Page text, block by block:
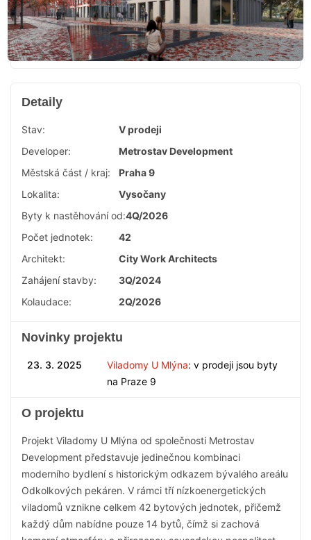
Detaily
Stav:
V prodeji
Developer:
Metrostav Development
Městská část / kraj:
Praha 9
Lokalita:
Vysočany
Byty k nastěhování od:4Q/2026
Počet jednotek:
42
Architekt:
City Work Architects
Zahájení stavby:
3Q/2024
Kolaudace:
2Q/2026
Novinky projektu
23. 3. 2025 Viladomy U Mlýna: v prodeji jsou byty
na Praze 9
O projektu
Projekt Viladomy U Mlýna od společnosti Metrostav
Development představuje jedinečnou kombinaci
moderního bydlení s historickým odkazem bývalého areálu
Odkolkových pekáren. V rámci tří nízkoenergetických
viladomů vznikne celkem 42 bytových jednotek, přičemž
každý dům nabídne pouze 14 bytů, čímž si zachová